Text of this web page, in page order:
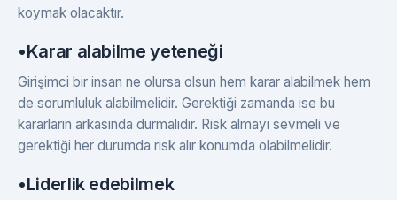
koymak olacaktır.
•Karar alabilme yeteneği
Girişimci bir insan ne olursa olsun hem karar alabilmek hem
de sorumluluk alabilmelidir. Gerektiği zamanda ise bu
kararların arkasında durmalıdır. Risk almayı sevmeli ve
gerektiği her durumda risk alır konumda olabilmelidir.
•Liderlik edebilmek